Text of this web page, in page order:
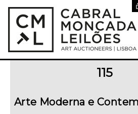
115
Arte Moderna e